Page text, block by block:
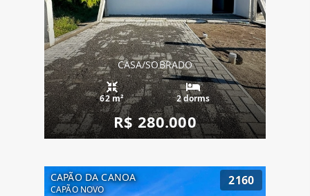
CASA/SOBRADO
62 m² 2 dorms
R$ 280.000
CAPÃO DA CANOA
CAPÃO NOVO
2160